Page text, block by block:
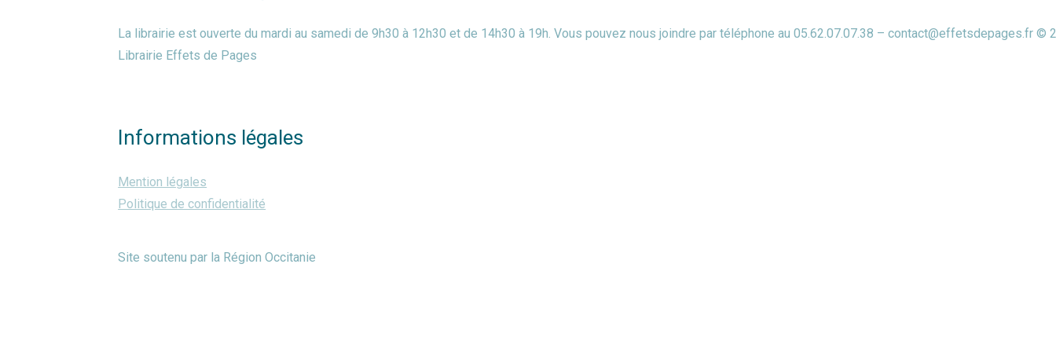
La librairie est ouverte du mardi au samedi de 9h30 à 12h30 et de 14h30 à 19h. Vous pouvez nous joindre par téléphone au 05.62.07.07.38 – contact@effetsdepages.fr ©
Librairie Effets de Pages
Informations légales
Mention légales
Politique de confidentialité
Site soutenu par la Région Occitanie